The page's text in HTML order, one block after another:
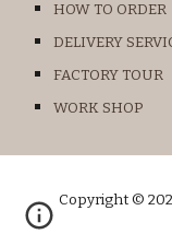
HOW TO ORDER
DELIVERY
FACTORY TOUR
WORK SHOP
Copyright ©